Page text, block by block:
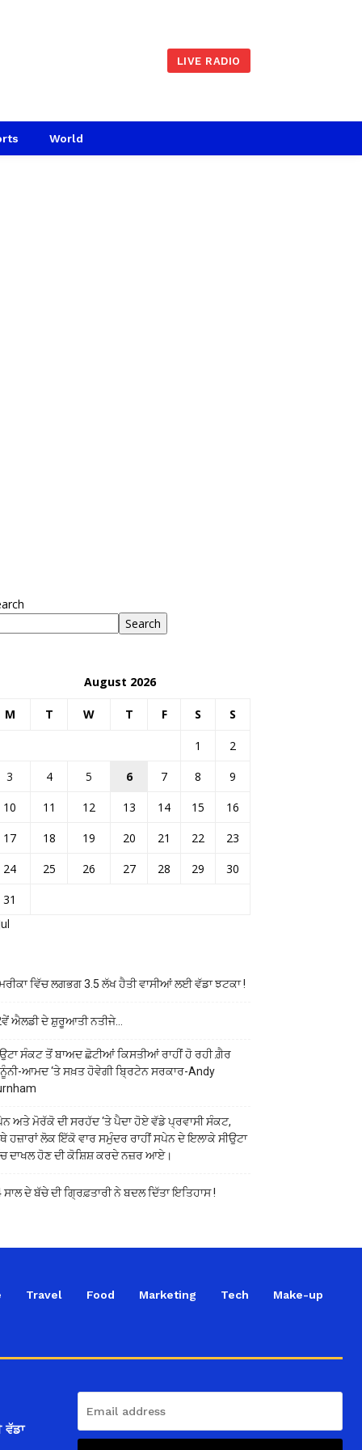
LIVE RADIO
World
Search
August 2026
M T W T F S S
1
2
3
4 5 6 7 8
9
10
11 12 13 14 15
16
17
18 19 20 21 22
23
24
25 26 27 28 29
30
31
ਵਿੱਚ ਲਗਭਗ 3.5 ਲੱਖ ਹੈਤੀ ਵਾਸੀਆਂ ਲਈ ਵੱਡਾ ਝਟਕਾ !
ਐਲਡੀ ਦੇ ਸ਼ੁਰੂਆਤੀ ਨਤੀਜੇ…
ਸੰਕਟ ਤੋਂ ਬਾਅਦ ਛੋਟੀਆਂ ਕਿਸਤੀਆਂ ਰਾਹੀਂ ਹੋ ਰਹੀ ਗ਼ੈਰ
ਆਮਦ ‘ਤੇ ਸਖ਼ਤ ਹੋਵੇਗੀ ਬ੍ਰਿਟੇਨ ਸਰਕਾਰ-Andy
ਅਤੇ ਮੋਰੱਕੋ ਦੀ ਸਰਹੱਦ ‘ਤੇ ਪੈਦਾ ਹੋਏ ਵੱਡੇ ਪ੍ਰਵਾਸੀ ਸੰਕਟ,
ਹਜ਼ਾਰਾਂ ਲੋਕ ਇੱਕੋ ਵਾਰ ਸਮੁੰਦਰ ਰਾਹੀਂ ਸਪੇਨ ਦੇ ਇਲਾਕੇ ਸੀਉਟਾ
ਦਾਖਲ ਹੋਣ ਦੀ ਕੋਸ਼ਿਸ਼ ਕਰਦੇ ਨਜ਼ਰ ਆਏ।
ਸਾਲ ਦੇ ਬੱਚੇ ਦੀ ਗ੍ਰਿਫ਼ਤਾਰੀ ਨੇ ਬਦਲ ਦਿੱਤਾ ਇਤਿਹਾਸ !
Travel Food Marketing Tech Make-up
ਵੱਡਾ